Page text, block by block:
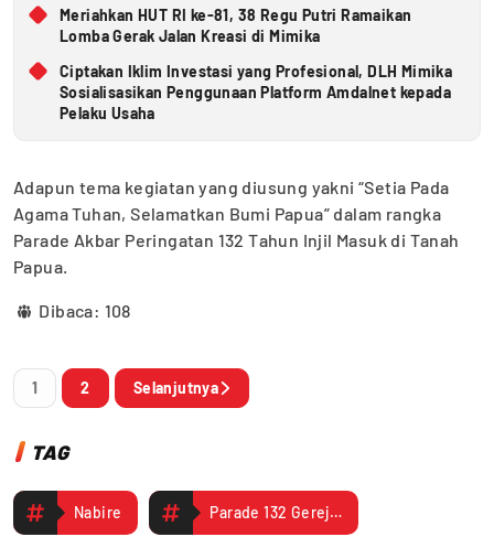
Meriahkan HUT RI ke-81, 38 Regu Putri Ramaikan
Lomba Gerak Jalan Kreasi di Mimika
Ciptakan Iklim Investasi yang Profesional, DLH Mimika
Sosialisasikan Penggunaan Platform Amdalnet kepada
Pelaku Usaha
Adapun tema kegiatan yang diusung yakni “Setia Pada
Agama Tuhan, Selamatkan Bumi Papua” dalam rangka
Parade Akbar Peringatan 132 Tahun Injil Masuk di Tanah
Papua.
Dibaca: 108
1 2 Selanjutnya
TAG
Nabire Parade 132 Gereja Katolik